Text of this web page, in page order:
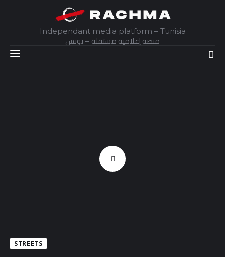
Independant media platform – Tunisia
منصة إعلامية مستقلة – تونس
STREETS